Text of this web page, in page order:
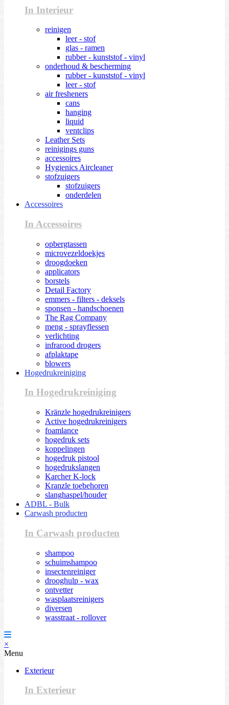
In Interieur
reinigen
leer - stof
glas - ramen
rubber - kunststof - vinyl
onderhoud & bescherming
rubber - kunststof - vinyl
leer - stof
air fresheners
cans
hanging
liquid
ventclips
Leather Sets
reinigings guns
accessoires
Hygienics Aircleaner
stofzuigers
stofzuigers
onderdelen
Accessoires
In Accessoires
opbergtassen
microvezeldoekjes
droogdoeken
applicators
borstels
Detail Factory
emmers - filters - deksels
sponsen - handschoenen
The Rag Company
meng - sprayflessen
verlichting
infrarood drogers
afplaktape
blowers
Hogedrukreiniging
In Hogedrukreiniging
Kränzle hogedrukreinigers
Active hogedrukreinigers
foamlance
hogedruk sets
koppelingen
hogedruk pistool
hogedrukslangen
Karcher K-lock
Kranzle toebehoren
slanghaspel/houder
ADBL - Bulk
Carwash producten
In Carwash producten
shampoo
schuimshampoo
insectenreiniger
drooghulp - wax
ontvetter
wasplaatsreinigers
diversen
wasstraat - rollover
×
Menu
Exterieur
In Exterieur